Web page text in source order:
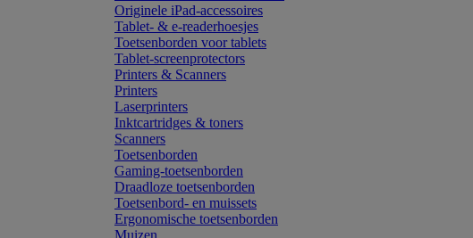
Originele iPad-accessoires
Tablet- & e-readerhoesjes
Toetsenborden voor tablets
Tablet-screenprotectors
Printers & Scanners
Printers
Laserprinters
Inktcartridges & toners
Scanners
Toetsenborden
Gaming-toetsenborden
Draadloze toetsenborden
Toetsenbord- en muissets
Ergonomische toetsenborden